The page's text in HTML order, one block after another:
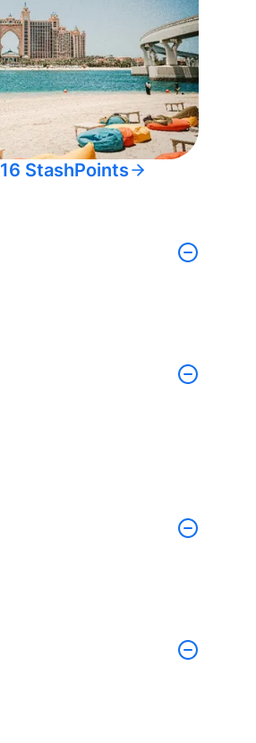
16 StashPoints